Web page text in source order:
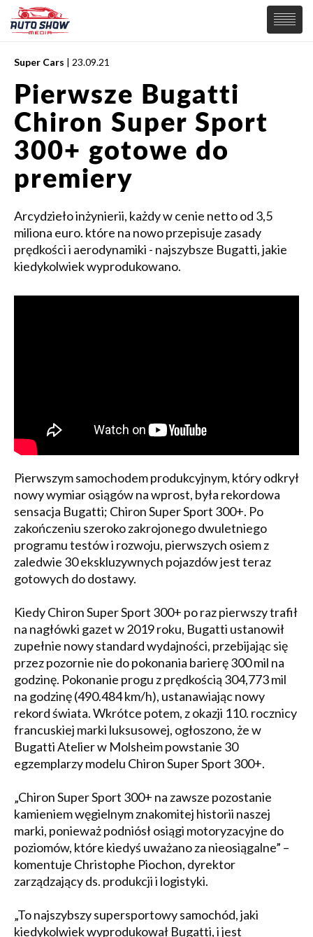
PREMIERY
SAMOCHODY
Wiadomości
Samochody Koncepcyjne
Tuning
Elektryczne
MOTORSPORT
Super Cars | 23.09.21
Pierwsze Bugatti
Chiron Super Sport
300+ gotowe do
premiery
Arcydzieło inżynierii, każdy w cenie netto od 3,5
miliona euro. które na nowo przepisuje zasady
prędkości i aerodynamiki - najszybsze Bugatti, jakie
kiedykolwiek wyprodukowano.
Pierwszym samochodem produkcyjnym, który odkrył
nowy wymiar osiągów na wprost, była rekordowa
sensacja Bugatti; Chiron Super Sport 300+. Po
zakończeniu szeroko zakrojonego dwuletniego
programu testów i rozwoju, pierwszych osiem z
zaledwie 30 ekskluzywnych pojazdów jest teraz
gotowych do dostawy.
Kiedy Chiron Super Sport 300+ po raz pierwszy trafił
na nagłówki gazet w 2019 roku, Bugatti ustanowił
zupełnie nowy standard wydajności, przebijając się
przez pozornie nie do pokonania barierę 300 mil na
godzinę. Pokonanie progu z prędkością 304,773 mil
na godzinę (490.484 km/h), ustanawiając nowy
rekord świata. Wkrótce potem, z okazji 110. rocznicy
francuskiej marki luksusowej, ogłoszono, że w
Bugatti Atelier w Molsheim powstanie 30
egzemplarzy modelu Chiron Super Sport 300+.
„Chiron Super Sport 300+ na zawsze pozostanie
kamieniem węgielnym znakomitej historii naszej
marki, ponieważ podniósł osiągi motoryzacyjne do
poziomów, które kiedyś uważano za nieosiągalne” –
komentuje Christophe Piochon, dyrektor
zarządzający ds. produkcji i logistyki.
„To najszybszy supersportowy samochód, jaki
kiedykolwiek wyprodukował Bugatti, i jest